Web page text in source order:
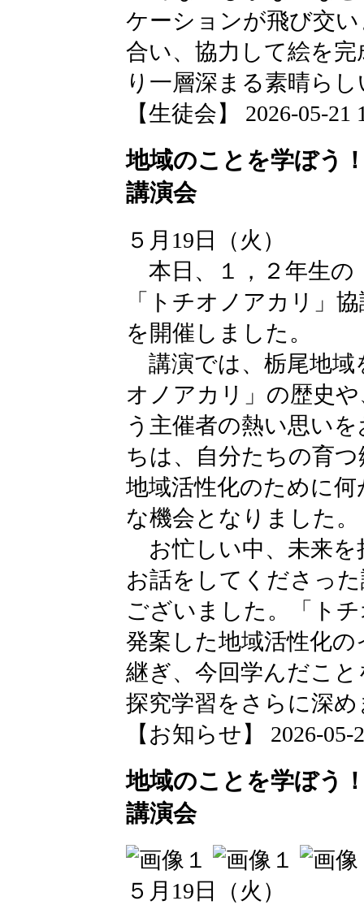
ケーションが飛び交
合い、協力して絵を
り一層深まる素晴ら
【生徒会】 2026-05-21
地域のことを学ぼう
講演会
５月19日（火）
本日、１，２年生の
「トチオノアカリ」
を開催しました。
講演では、栃尾地域
オノアカリ」の歴史
う主催者の熱い思い
ちは、自分たちの育
地域活性化のために
な機会となりました。
お忙しい中、未来を
お話をしてくださっ
ございました。「ト
発案した地域活性化
継ぎ、今回学んだこ
探究学習をさらに深め
【お知らせ】 2026-05-
地域のことを学ぼう
講演会
５月19日（火）